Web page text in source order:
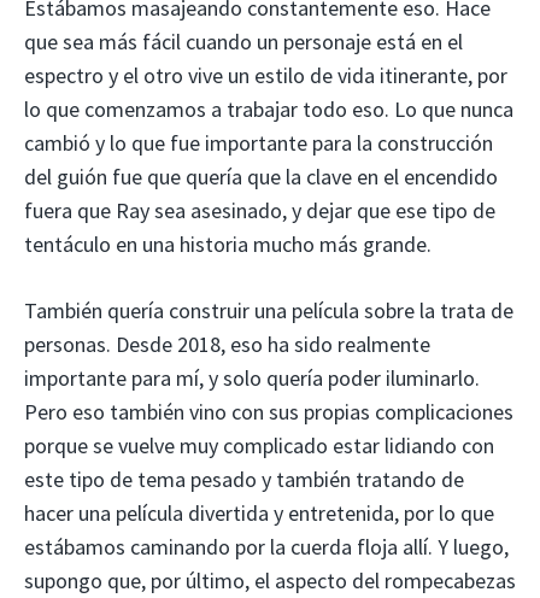
Estábamos masajeando constantemente eso. Hace
que sea más fácil cuando un personaje está en el
espectro y el otro vive un estilo de vida itinerante, por
lo que comenzamos a trabajar todo eso. Lo que nunca
cambió y lo que fue importante para la construcción
del guión fue que quería que la clave en el encendido
fuera que Ray sea asesinado, y dejar que ese tipo de
tentáculo en una historia mucho más grande.
También quería construir una película sobre la trata de
personas. Desde 2018, eso ha sido realmente
importante para mí, y solo quería poder iluminarlo.
Pero eso también vino con sus propias complicaciones
porque se vuelve muy complicado estar lidiando con
este tipo de tema pesado y también tratando de
hacer una película divertida y entretenida, por lo que
estábamos caminando por la cuerda floja allí. Y luego,
supongo que, por último, el aspecto del rompecabezas